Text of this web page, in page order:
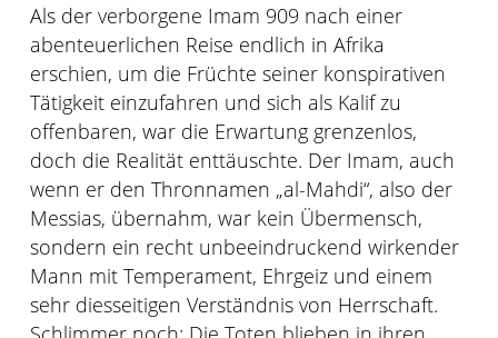
Als der verborgene Imam 909 nach einer
abenteuerlichen Reise endlich in Afrika
erschien, um die Früchte seiner konspirativen
Tätigkeit einzufahren und sich als Kalif zu
offenbaren, war die Erwartung grenzenlos,
doch die Realität enttäuschte. Der Imam, auch
wenn er den Thronnamen „al-Mahdi“, also der
Messias, übernahm, war kein Übermensch,
sondern ein recht unbeeindruckend wirkender
Mann mit Temperament, Ehrgeiz und einem
sehr diesseitigen Verständnis von Herrschaft.